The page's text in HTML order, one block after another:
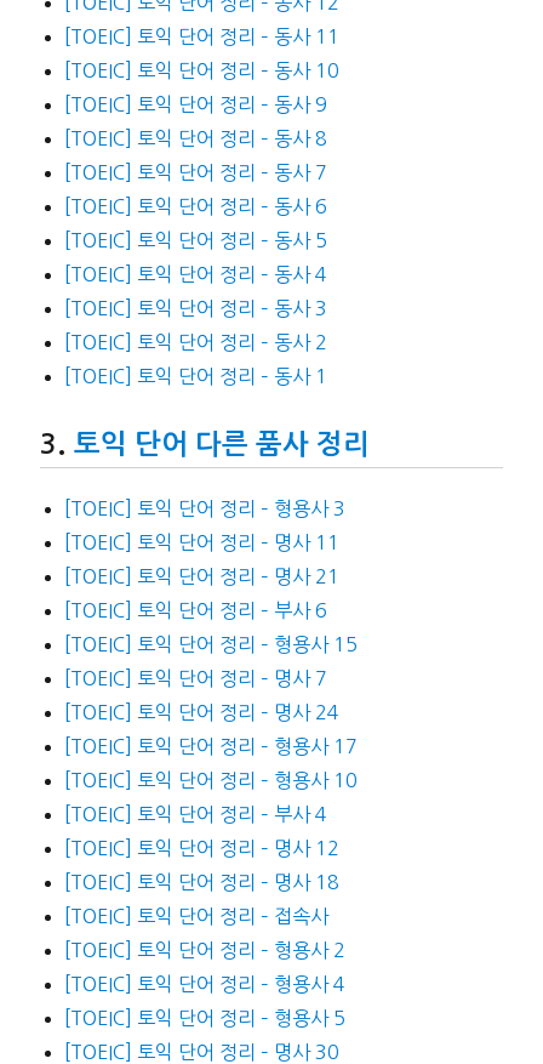
[TOEIC] 토익 단어 정리 – 동사 11
[TOEIC] 토익 단어 정리 – 동사 10
[TOEIC] 토익 단어 정리 – 동사 9
[TOEIC] 토익 단어 정리 – 동사 8
[TOEIC] 토익 단어 정리 – 동사 7
[TOEIC] 토익 단어 정리 – 동사 6
[TOEIC] 토익 단어 정리 – 동사 5
[TOEIC] 토익 단어 정리 – 동사 4
[TOEIC] 토익 단어 정리 – 동사 3
[TOEIC] 토익 단어 정리 – 동사 2
[TOEIC] 토익 단어 정리 – 동사 1
토익 단어 다른 품사 정리
[TOEIC] 토익 단어 정리 – 형용사 3
[TOEIC] 토익 단어 정리 – 명사 11
[TOEIC] 토익 단어 정리 – 명사 21
[TOEIC] 토익 단어 정리 – 부사 6
[TOEIC] 토익 단어 정리 – 형용사 15
[TOEIC] 토익 단어 정리 – 명사 7
[TOEIC] 토익 단어 정리 – 명사 24
[TOEIC] 토익 단어 정리 – 형용사 17
[TOEIC] 토익 단어 정리 – 형용사 10
[TOEIC] 토익 단어 정리 – 부사 4
[TOEIC] 토익 단어 정리 – 명사 12
[TOEIC] 토익 단어 정리 – 명사 18
[TOEIC] 토익 단어 정리 – 접속사
[TOEIC] 토익 단어 정리 – 형용사 2
[TOEIC] 토익 단어 정리 – 형용사 4
[TOEIC] 토익 단어 정리 – 형용사 5
[TOEIC] 토익 단어 정리 – 명사 30